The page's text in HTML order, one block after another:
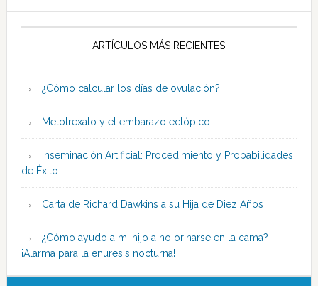
ARTÍCULOS MÁS RECIENTES
¿Cómo calcular los días de ovulación?
Metotrexato y el embarazo ectópico
Inseminación Artificial: Procedimiento y Probabilidades
de Éxito
Carta de Richard Dawkins a su Hija de Diez Años
¿Cómo ayudo a mi hijo a no orinarse en la cama?
¡Alarma para la enuresis nocturna!